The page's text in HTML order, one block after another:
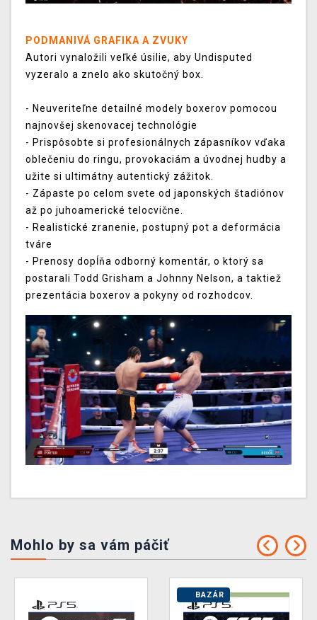
PODMANIVÁ GRAFIKA A ZVUKY
Autori vynaložili veľké úsilie, aby Undisputed
vyzeralo a znelo ako skutočný box.
- Neuveriteľne detailné modely boxerov pomocou
najnovšej skenovacej technológie
- Prispôsobte si profesionálnych zápasníkov vďaka
oblečeniu do ringu, provokaciám a úvodnej hudby a
užite si ultimátny autentický zážitok.
- Zápaste po celom svete od japonských štadiónov
až po juhoamerické telocvične.
- Realistické zranenie, postupný pot a deformácia
tváre
- Prenosy dopĺňa odborný komentár, o ktorý sa
postarali Todd Grisham a Johnny Nelson, a taktiež
prezentácia boxerov a pokyny od rozhodcov.
Mohlo by sa vám páčiť
BAZÁR